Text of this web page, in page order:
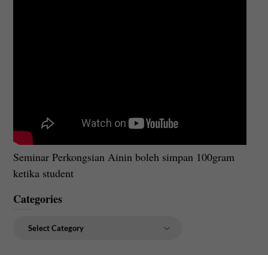
Seminar Perkongsian Ainin boleh simpan 100gram
ketika student
Categories
Categories